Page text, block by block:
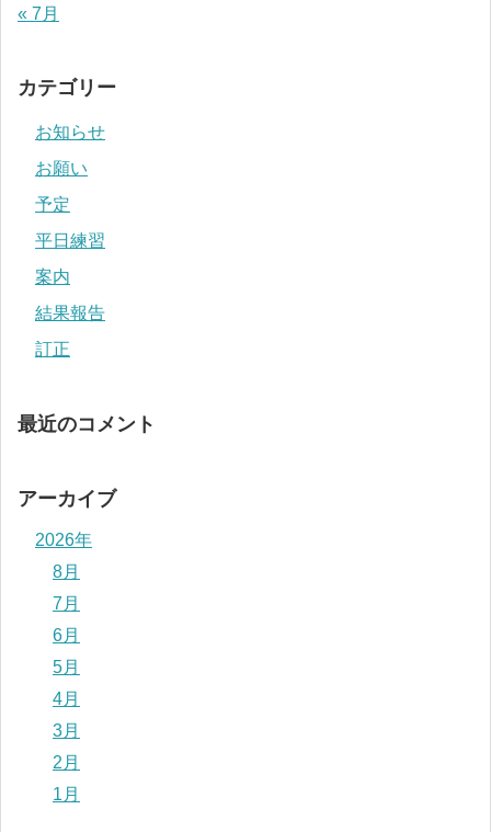
« 7月
カテゴリー
お知らせ
お願い
予定
平日練習
案内
結果報告
訂正
最近のコメント
アーカイブ
2026年
8月
7月
6月
5月
4月
3月
2月
1月